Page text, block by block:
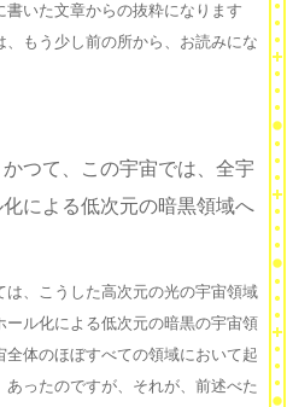
いた文章からの抜粋になります
、もう少し前の所から、お読みにな
つて、この宇宙では、全宇
による低次元の暗黒領域へ
、こうした高次元の光の宇宙領域
ル化による低次元の暗黒の宇宙領
体のほぼすべての領域において起
ったのですが、それが、前述べた